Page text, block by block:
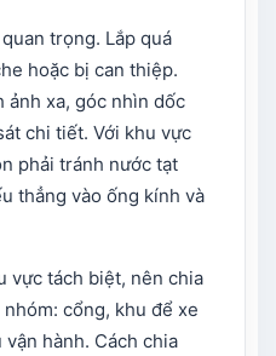
trọng. Lắp quá
hoặc bị can thiệp.
ảnh xa, góc nhìn dốc
chi tiết. Với khu vực
phải tránh nước tạt
thẳng vào ống kính và
vực tách biệt, nên chia
cổng, khu để xe
hành. Cách chia